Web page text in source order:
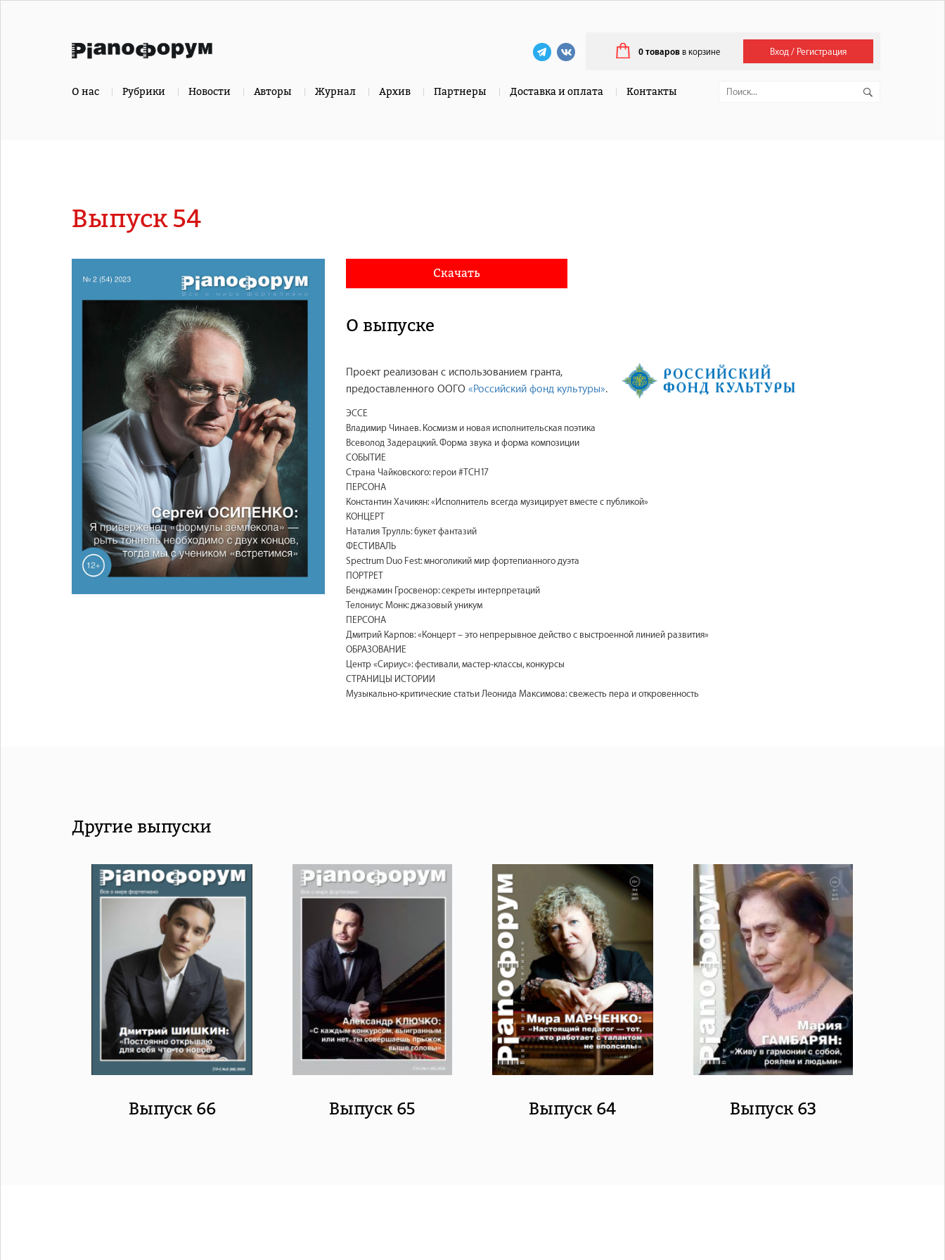
0 товаров в корзине Вход / Регистрация
О нас Рубрики Новости Авторы Журнал Архив Партнеры Доставка и оплата Контакты
Выпуск 54
Скачать
О выпуске
Проект реализован с использованием гранта,
предоставленного ООГО «Российский фонд культуры».
ЭССЕ
Владимир Чинаев. Космизм и новая исполнительская поэтика
Всеволод Задерацкий. Форма звука и форма композиции
СОБЫТИЕ
Страна Чайковского: герои #TCH17
ПЕРСОНА
Константин Хачикян: «Исполнитель всегда музицирует вместе с публикой»
КОНЦЕРТ
Наталия Трулль: букет фантазий
ФЕСТИВАЛЬ
Spectrum Duo Fest: многоликий мир фортепианного дуэта
ПОРТРЕТ
Бенджамин Гросвенор: секреты интерпретаций
Телониус Монк: джазовый уникум
ПЕРСОНА
Дмитрий Карпов: «Концерт – это непрерывное действо с выстроенной линией развития»
ОБРАЗОВАНИЕ
Центр «Сириус»: фестивали, мастер-классы, конкурсы
СТРАНИЦЫ ИСТОРИИ
Музыкально-критические статьи Леонида Максимова: свежесть пера и откровенность
Другие выпуски
Выпуск 66 Выпуск 65 Выпуск 64 Выпуск 63